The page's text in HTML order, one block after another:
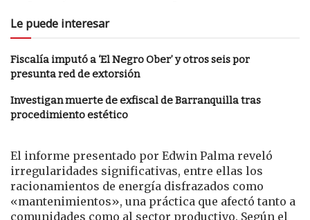
Le puede interesar
Fiscalía imputó a ‘El Negro Ober’ y otros seis por
presunta red de extorsión
Investigan muerte de exfiscal de Barranquilla tras
procedimiento estético
El informe presentado por Edwin Palma reveló
irregularidades significativas, entre ellas los
racionamientos de energía disfrazados como
«mantenimientos», una práctica que afectó tanto a
comunidades como al sector productivo. Según el